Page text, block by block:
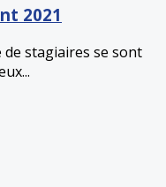
2021
stagiaires se sont